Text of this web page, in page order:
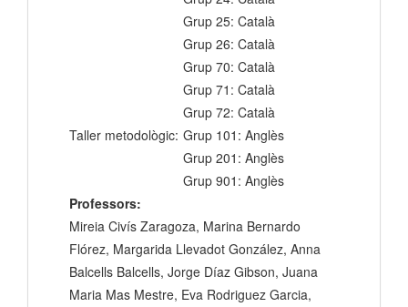
Grup 25: Català
Grup 26: Català
Grup 70: Català
Grup 71: Català
Grup 72: Català
Taller metodològic: Grup 101: Anglès
Grup 201: Anglès
Grup 901: Anglès
Professors:
Mireia Civís Zaragoza, Marina Bernardo
Flórez, Margarida Llevadot González, Anna
Balcells Balcells, Jorge Díaz Gibson, Juana
Maria Mas Mestre, Eva Rodriguez Garcia,